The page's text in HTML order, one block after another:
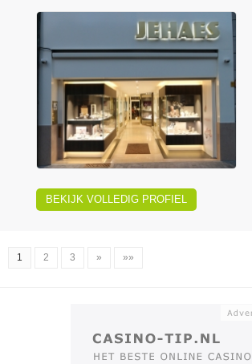
BEKIJK VOLLEDIG PROFIEL
1 2 3 » »»